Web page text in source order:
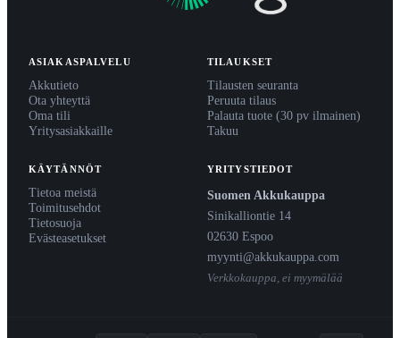
ASIAKASPALVELU
Akkutieto
Ota yhteyttä
Oma tili
Yritysasiakkaille
TILAUKSET
Tilausten seuranta
Peruuta tilaus
Palauta tuote (30 pv ilmainen)
Takuu
KÄYTÄNNÖT
Tietoa meistä
Toimitusehdot
Tietosuoja
Evästeasetukset
YRITYSTIEDOT
Suomen Akkukauppa
Sinikalliontie 14
02630 Espoo
myynti@akkukauppa.com
Verkkokauppa, ei myymälää